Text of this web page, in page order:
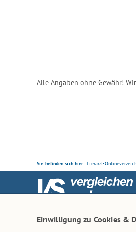
Alle Angaben ohne Gewähr!
Sie befinden sich hier: Tierarzt-
Einwilligung zu Cookies &